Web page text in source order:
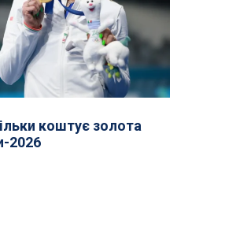
коштує золота
2026